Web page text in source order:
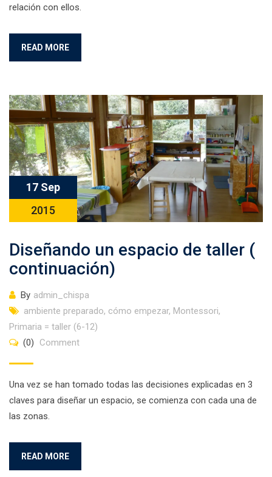
relación con ellos.
READ MORE
17 Sep
2015
Diseñando un espacio de taller (
continuación)
By admin_chispa
ambiente preparado, cómo empezar, Montessori,
Primaria = taller (6-12)
(0)
Comment
Una vez se han tomado todas las decisiones explicadas en 3
claves para diseñar un espacio, se comienza con cada una de
las zonas.
READ MORE